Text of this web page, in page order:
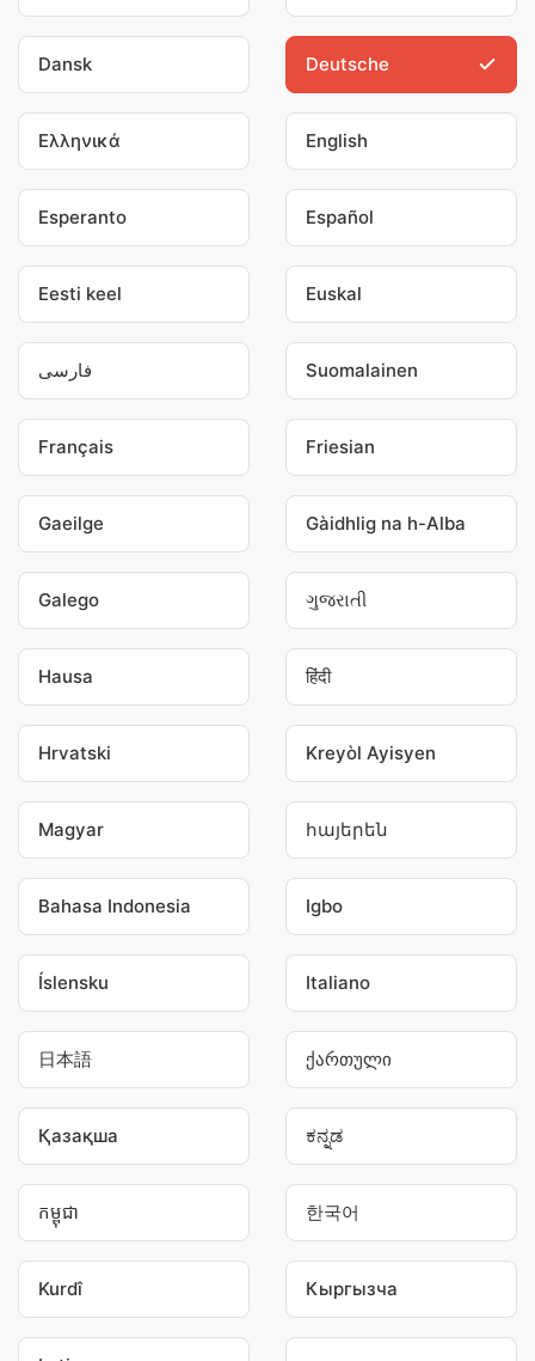
Dansk Deutsche
Ελληνικά English
Esperanto Español
Eesti keel Euskal
فارسی Suomalainen
Français Friesian
Gaeilge Gàidhlig na h-Alba
Galego ગુજરાતી
Hausa हिंदी
Hrvatski Kreyòl Ayisyen
Magyar հայերեն
Bahasa Indonesia Igbo
Íslensku Italiano
日本語 ქართული
Қазақша ಕನ್ನಡ
កម្ពុជា 한국어
Kurdî Кыргызча